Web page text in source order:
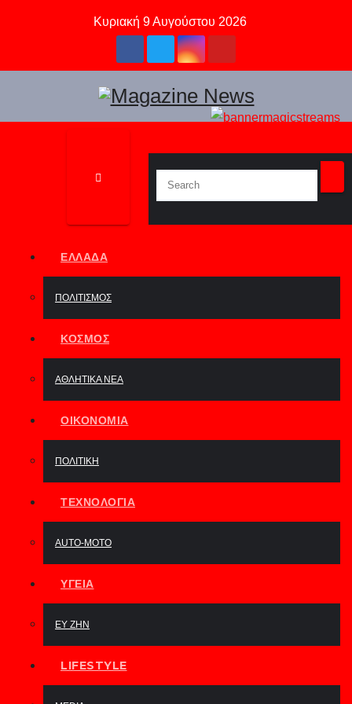
Κυριακή 9 Αυγούστου 2026
ΕΛΛΆΔΑ
ΠΟΛΙΤΙΣΜΌΣ
ΚΌΣΜΟΣ
ΑΘΛΗΤΙΚΆ ΝΈΑ
ΟΙΚΟΝΟΜΊΑ
ΠΟΛΙΤΙΚΉ
ΤΕΧΝΟΛΟΓΊΑ
AUTO-MOTO
ΥΓΕΊΑ
ΕΥ ΖΗΝ
LIFESTYLE